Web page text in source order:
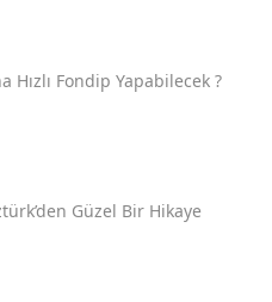
Hızlı Fondip Yapabilecek ?
Güzel Bir Hikaye